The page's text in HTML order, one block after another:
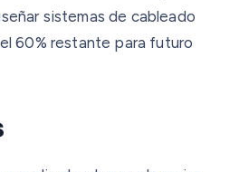
sistemas de cableado
60% restante para futuro